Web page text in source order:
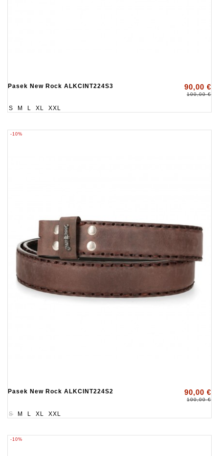
Pasek New Rock ALKCINT224S3 90,00 €
100,00 €
S M L XL XXL
-10%
Pasek New Rock ALKCINT224S2 90,00 €
100,00 €
S M L XL XXL
-10%